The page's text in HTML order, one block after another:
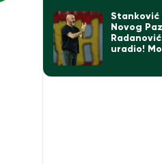
Stanković
Novog
uradio!